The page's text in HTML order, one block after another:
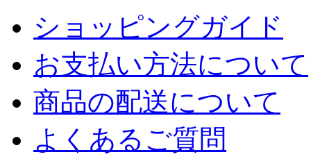
ショッピングガイド
お支払い方法について
商品の配送について
よくあるご質問